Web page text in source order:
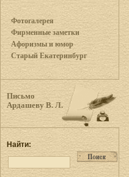
Фотогалерея
Фирменные заметки
Афоризмы и юмор
Старый Екатеринбург
Письмо
Ардашеву В. Л.
Найти: